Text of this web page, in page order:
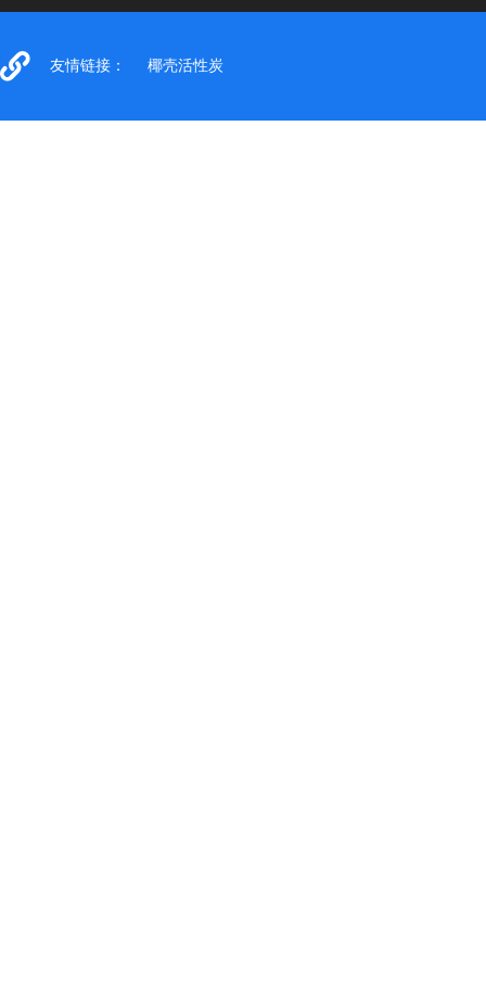
友情链接： 椰壳活性炭